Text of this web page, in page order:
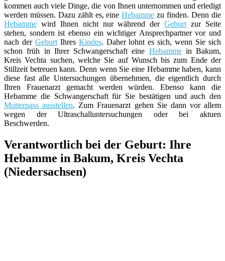
kommen auch viele Dinge, die von Ihnen unternommen und erledigt
werden müssen. Dazu zählt es, eineHebamme zu finden. Denn die
Hebamme wird Ihnen nicht nur während derGeburt zur Seite
stehen, sondern ist ebenso ein wichtiger Ansprechpartner vor und
nach der GeburtIhres Kindes. Daher lohnt es sich, wenn Sie sich
schon früh in Ihrer Schwangerschaft eine Hebammein Bakum,
Kreis Vechta suchen, welche Sie auf Wunsch bis zum Ende der
Stillzeit betreuen kann. Denn wenn Sie eine Hebamme haben, kann
diese fast alle Untersuchungen übernehmen, die eigentlich durch
Ihren Frauenarzt gemacht werden würden. Ebenso kann die
Hebamme die Schwangerschaft für Sie bestätigen und auch den
Mutterpass ausstellen. Zum Frauenarzt gehen Sie dann vor allem
wegen der Ultraschalluntersuchungen oder bei aktuen
Beschwerden.
Verantwortlich bei der Geburt: Ihre
Hebamme in Bakum, Kreis Vechta
(Niedersachsen)